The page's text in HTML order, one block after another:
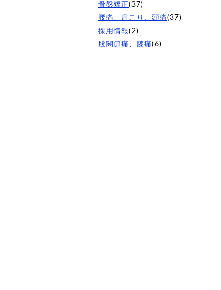
骨盤矯正 (37)
腰痛、肩こり、頭痛(37)
採用情報(2)
股関節痛、膝痛(6)